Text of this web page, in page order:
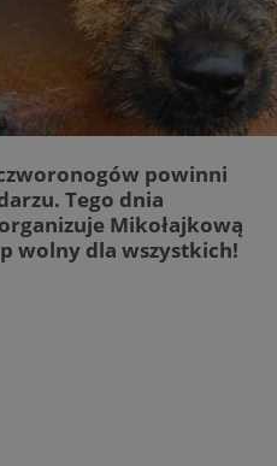
powinni
Tego dnia
Mikołajkową
wolny dla wszystkich!